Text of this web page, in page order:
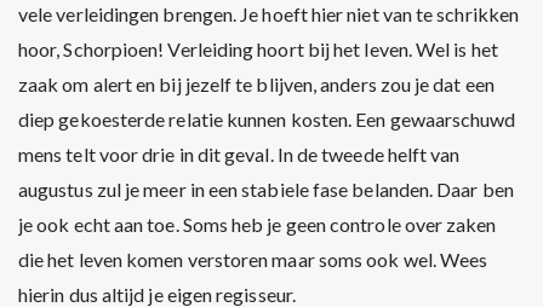
vele verleidingen brengen. Je hoeft hier niet van te schrikken
hoor, Schorpioen! Verleiding hoort bij het leven. Wel is het
zaak om alert en bij jezelf te blijven, anders zou je dat een
diep gekoesterde relatie kunnen kosten. Een gewaarschuwd
mens telt voor drie in dit geval. In de tweede helft van
augustus zul je meer in een stabiele fase belanden. Daar ben
je ook echt aan toe. Soms heb je geen controle over zaken
die het leven komen verstoren maar soms ook wel. Wees
hierin dus altijd je eigen regisseur.